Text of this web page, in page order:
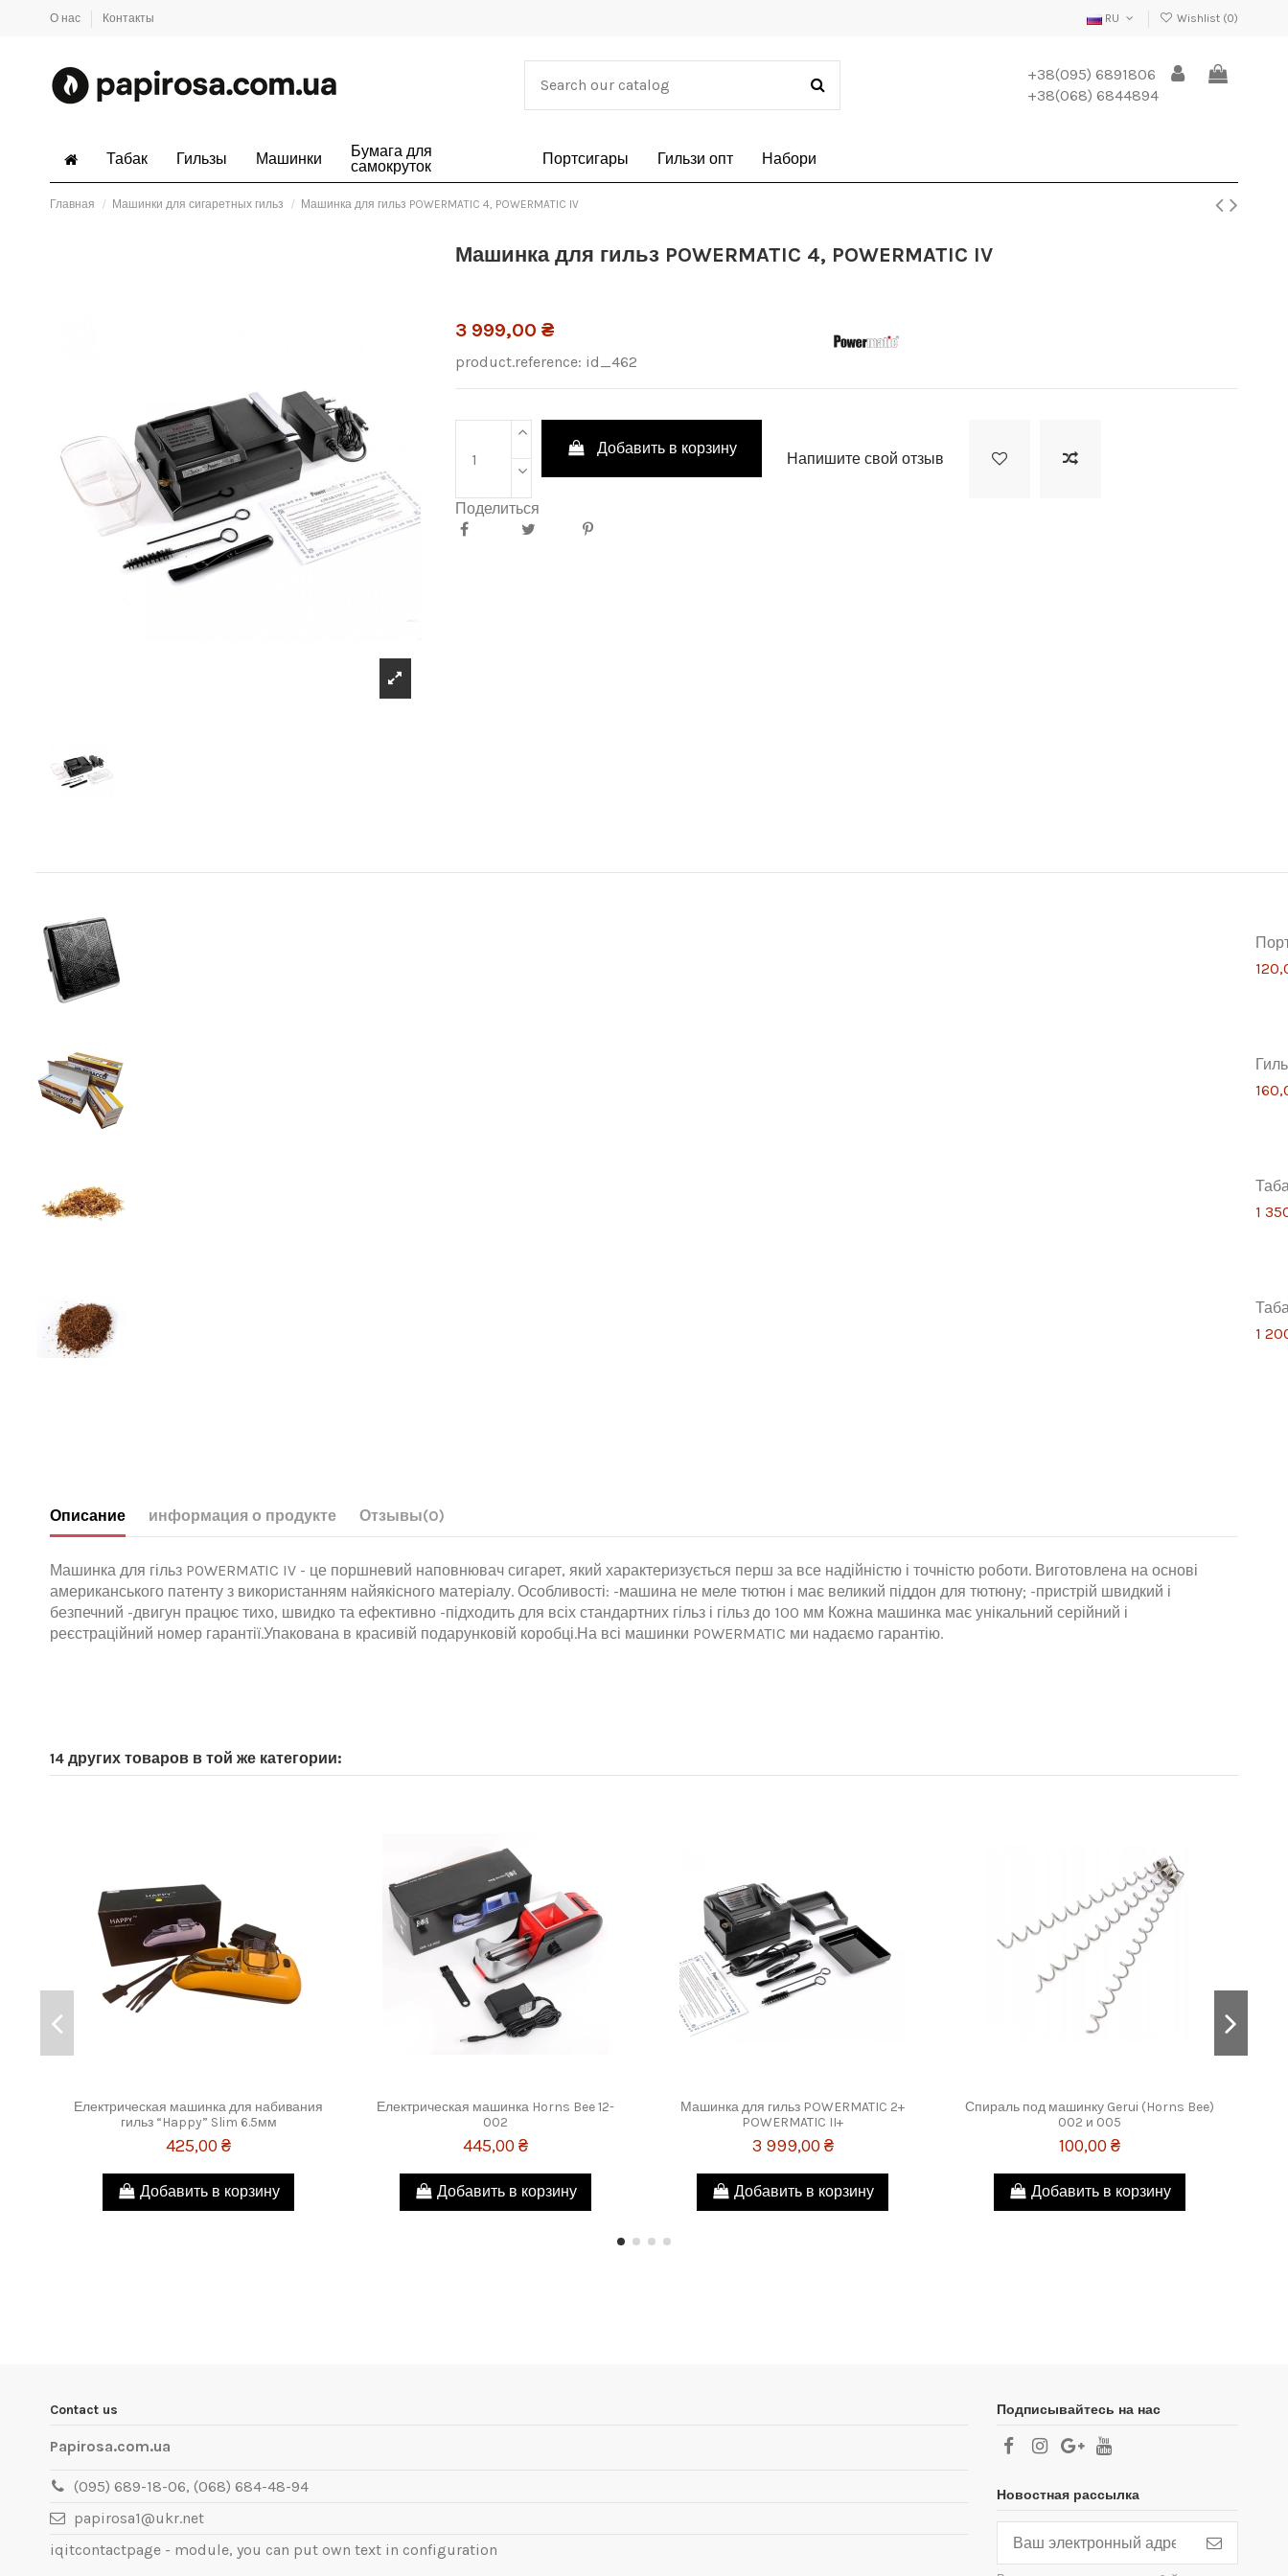
О нас Контакты RU Wishlist (0)
+38(095) 6891806
+38(068) 6844894
Табак Гильзы Машинки
Бумага для
самокруток
Портсигары Гильзи опт Набори
Главная Машинки для сигаретных гильз Машинка для гильз POWERMATIC 4, POWERMATIC IV
Машинка для гильз POWERMATIC 4, POWERMATIC IV
3 999,00 ₴
product.reference: id_462
Добавить в корзину
Напишите свой отзыв
Поделиться
1
1
Описание информация о продукте Отзывы(0)
Машинка для гільз POWERMATIC IV - це поршневий наповнювач сигарет, який характеризується перш за все надійністю і точністю роботи. Виготовлена на основі
американського патенту з використанням найякісного матеріалу. Особливості: -машина не меле тютюн і має великий піддон для тютюну; -пристрій швидкий і
безпечний -двигун працює тихо, швидко та ефективно -підходить для всіх стандартних гільз і гільз до 100 мм Кожна машинка має унікальний серійний і
реєстраційний номер гарантії.Упакована в красивій подарунковій коробці.На всі машинки POWERMATIC ми надаємо гарантію.
14 других товаров в той же категории:
Електрическая машинка для набивания
гильз “Happy” Slim 6.5мм
425,00 ₴
Добавить в корзину
Електрическая машинка Horns Bee 12-
002
445,00 ₴
Добавить в корзину
Машинка для гильз POWERMATIC 2+
POWERMATIC II+
3 999,00 ₴
Добавить в корзину
Спираль под машинку Gerui (Horns Bee)
002 и 005
100,00 ₴
Добавить в корзину
Contact us
Papirosa.com.ua
(095) 689-18-06, (068) 684-48-94
papirosa1@ukr.net
iqitcontactpage - module, you can put own text in configuration
Подписывайтесь на нас
Новостная рассылка